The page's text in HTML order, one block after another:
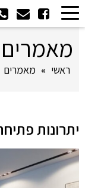
מאמרים
ראשי » מאמרים
יתרונות